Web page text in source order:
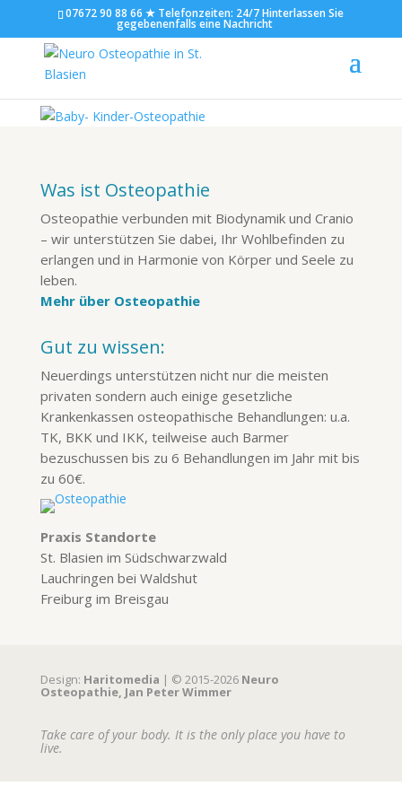
07672 90 88 66 ★ Telefonzeiten: 24/7 Hinterlassen Sie
gegebenenfalls eine Nachricht
baby-kinder-osteopathie
Was ist Osteopathie
Osteopathie verbunden mit Biodynamik und Cranio
– wir unterstützen Sie dabei, Ihr Wohlbefinden zu
erlangen und in Harmonie von Körper und Seele zu
leben.
Mehr über Osteopathie
Gut zu wissen:
Neuerdings unterstützen nicht nur die meisten
privaten sondern auch einige gesetzliche
Krankenkassen osteopathische Behandlungen: u.a.
TK, BKK und IKK, teilweise auch Barmer
bezuschussen bis zu 6 Behandlungen im Jahr mit bis
zu 60€.
Praxis Standorte
St. Blasien im Südschwarzwald
Lauchringen bei Waldshut
Freiburg im Breisgau
Design: Haritomedia | © 2015-2026Neuro
Osteopathie, Jan Peter Wimmer
Take care of your body. It is the only place you have to
live.